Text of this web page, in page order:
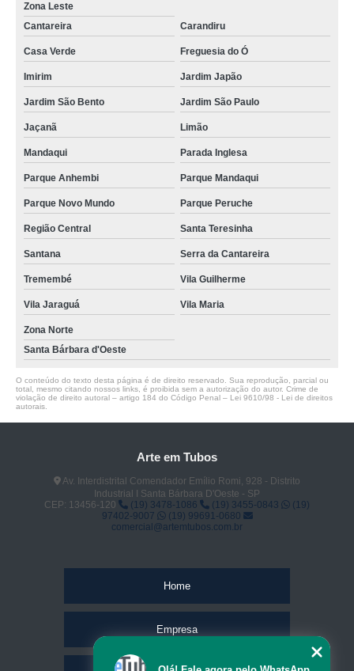
Zona Leste
Cantareira
Carandiru
Casa Verde Freguesia do Ó
Imirim Jardim Japão
Jardim São Bento Jardim São Paulo
Jaçanã Limão
Mandaqui Parada Inglesa
Parque Anhembi Parque Mandaqui
Parque Novo Mundo Parque Peruche
Região Central Santa Teresinha
Santana Serra da Cantareira
Tremembé Vila Guilherme
Vila Jaraguá Vila Maria
Zona Norte
Santa Bárbara d'Oeste
O conteúdo do texto desta página é de direito reservado. Sua reprodução, parcial ou
total, mesmo citando nossos links, é proibida sem a autorização do autor. Crime de
violação de direito autoral – artigo 184 do Código Penal – Lei 9610/98 - Lei de direitos
autorais
Arte em Tubos
Av. Interdistrital Comendador Emílio Romi, 928 - Distrito
Industrial I Santa Bárbara D'Oeste - SP
CEP: 13456-120
(19) 3478-1086 (19) 3455-0843
(19)
97402-9007
(19) 99691-0680
comercial@artemtubos.com.br
Home
Empresa